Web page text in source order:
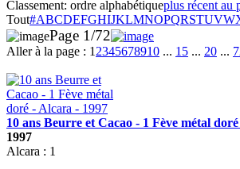
Classement: ordre alphabétiqueplus récent au
Tout#ABCDEFGHIJKLMNOPQRSTUVW
Page 1/72
Aller à la page : 1 2345678910 ... 15 ... 20 ...
10 ans Beurre et Cacao - 1 Fève métal
1997
Alcara : 1